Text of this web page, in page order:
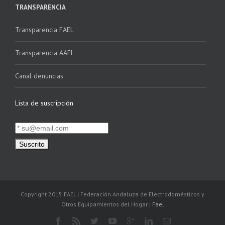
TRANSPARENCIA
Transparencia FAEL
Transparencia AAEL
Canal denuncias
Lista de suscripción
Copyright 2015 FAEL | Federación Andaluza de Electrodomésticos y
Otros Equipamientos del Hogar | Fael